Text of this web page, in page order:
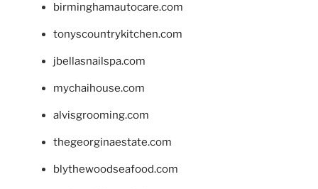
birminghamautocare.com
tonyscountrykitchen.com
jbellasnailspa.com
mychaihouse.com
alvisgrooming.com
thegeorginaestate.com
blythewoodseafood.com